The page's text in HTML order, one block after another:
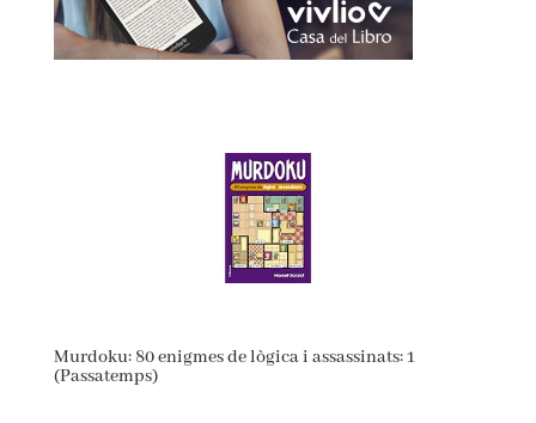
Murdoku: 80 enigmes de lògica i assassinats: 1
(Passatemps)